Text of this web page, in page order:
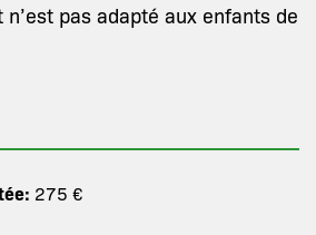
pas adapté aux enfants de
275 €